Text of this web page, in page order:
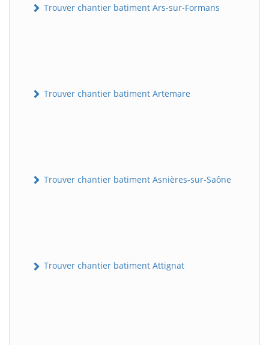
Trouver chantier batiment Ars-sur-Formans
Trouver chantier batiment Artemare
Trouver chantier batiment Asnières-sur-Saône
Trouver chantier batiment Attignat